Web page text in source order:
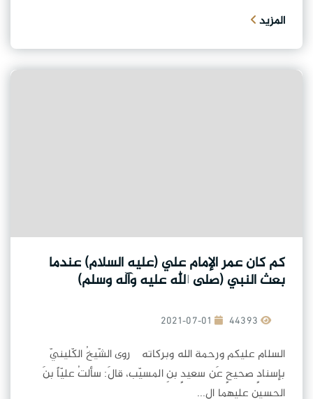
المزيد
كم كان عمر الإمام علي (عليه السلام) عندما
بعث النبي (صلى الله عليه وآله وسلم)
2021-07-01
السلام عليكم ورحمة الله وبركاته روى الشّيخُ الكّلينيّ
بإسنادٍ صحيحٍ عَن سعيدٍ بنِ المسيّب، قالَ: سألتُ عليّاً بنَ
الحسينِ عليهما ال...